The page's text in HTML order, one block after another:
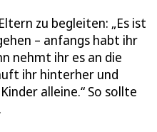
zu begleiten: „Es ist
– anfangs habt ihr
nehmt ihr es an die
ihr hinterher und
alleine.“ So sollte